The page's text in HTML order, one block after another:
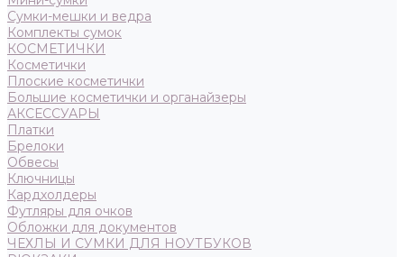
Сумки-мешки и ведра
Комплекты сумок
КОСМЕТИЧКИ
Косметички
Плоские косметички
Большие косметички и органайзеры
АКСЕССУАРЫ
Платки
Брелоки
Обвесы
Ключницы
Кардхолдеры
Футляры для очков
Обложки для документов
ЧЕХЛЫ И СУМКИ ДЛЯ НОУТБУКОВ